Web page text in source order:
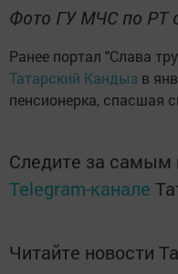
Фото ГУ МЧС по РТ
Ранее портал "Слава
Татарский Кандыз в
пенсионерка, спасшая
Следите за
Telegram-канале
Читайте новости